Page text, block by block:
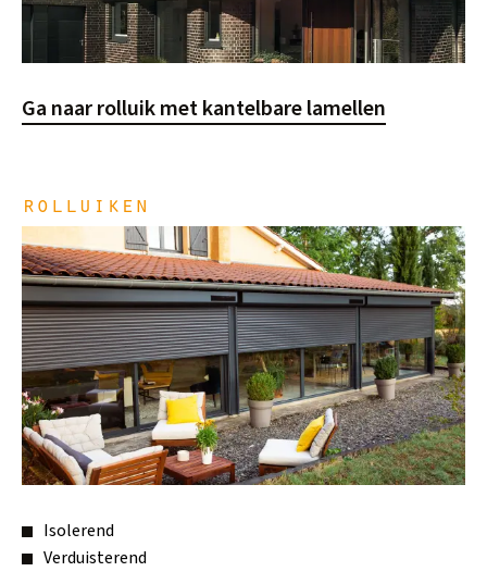
Ga naar rolluik met kantelbare lamellen
rolluiken
Isolerend
Verduisterend